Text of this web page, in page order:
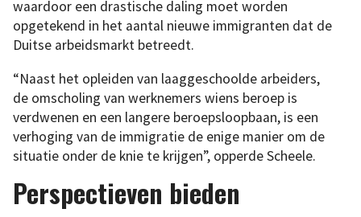
waardoor een drastische daling moet worden
opgetekend in het aantal nieuwe immigranten dat de
Duitse arbeidsmarkt betreedt.
“Naast het opleiden van laaggeschoolde arbeiders,
de omscholing van werknemers wiens beroep is
verdwenen en een langere beroepsloopbaan, is een
verhoging van de immigratie de enige manier om de
situatie onder de knie te krijgen”, opperde Scheele.
Perspectieven bieden